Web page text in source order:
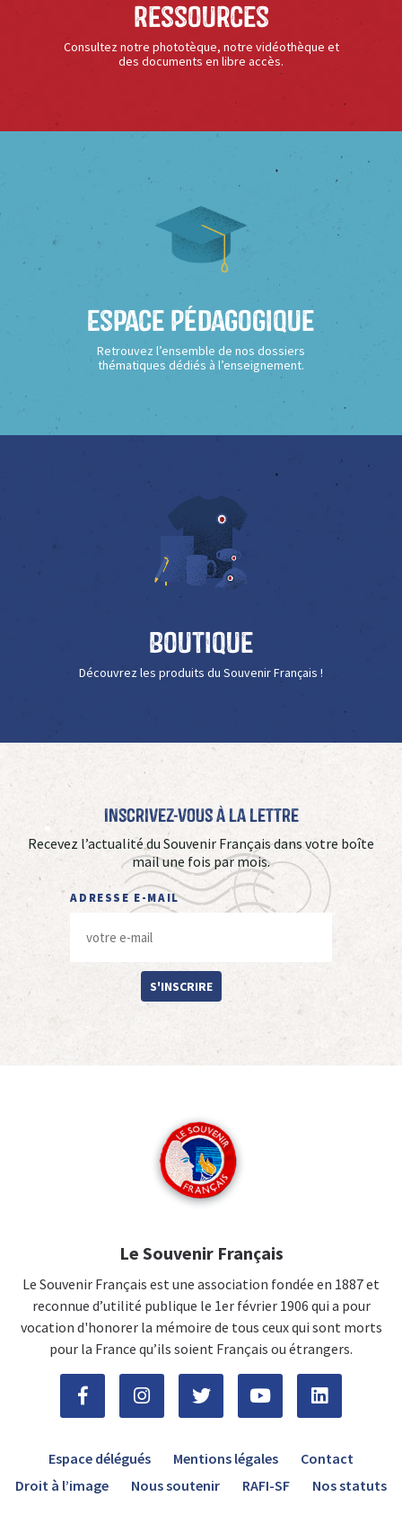
Ressources
Consultez notre phototèque, notre vidéothèque et
des documents en libre accès.
Espace Pédagogique
Retrouvez l’ensemble de nos dossiers
thématiques dédiés à l’enseignement.
Boutique
Découvrez les produits du Souvenir Français !
Inscrivez-vous à La Lettre
Recevez l’actualité du Souvenir Français dans votre boîte
mail une fois par mois.
ADRESSE E-MAIL
S'INSCRIRE
Le Souvenir Français
Le Souvenir Français est une association fondée en 1887 et
reconnue d’utilité publique le 1er février 1906 qui a pour
vocation d'honorer la mémoire de tous ceux qui sont morts
pour la France qu’ils soient Français ou étrangers.
Espace délégués Mentions légales
Contact
Droit à l’image
Nous soutenir RAFI-SF Nos statuts